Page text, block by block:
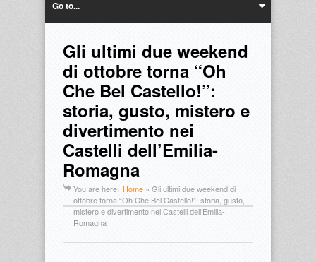
Go to...
Gli ultimi due weekend
di ottobre torna “Oh
Che Bel Castello!”:
storia, gusto, mistero e
divertimento nei
Castelli dell’Emilia-
Romagna
You are here: Home » Gli ultimi due weekend di
ottobre torna “Oh Che Bel Castello!”: storia, gusto,
mistero e divertimento nei Castelli dell’Emilia-
Romagna